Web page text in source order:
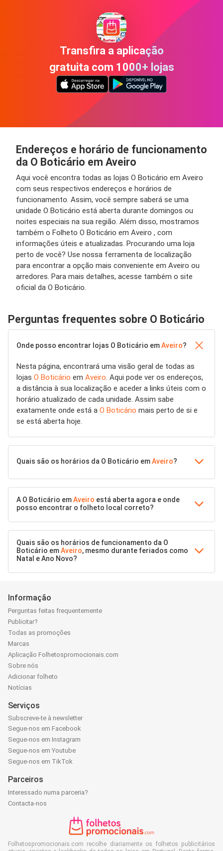
Transfira a aplicação
gratuita com 1000+ lojas
Endereços e horário de funcionamento
da O Boticário em Aveiro
Aqui você encontra todas as lojas O Boticário em Aveiro
com seus respectivos endereços e horários de
funcionamento. Assim, você sempre saberá se uma
unidade O Boticário está aberta durante domingos ou
noites especiais na sua região. Além disso, mostramos
também o Folheto O Boticário em Aveiro , com
informações úteis e atualizadas. Procurando uma loja
perto de você? Use nossa ferramenta de localização
para encontrar a opção mais conveniente em Aveiro ou
arredores. Para mais detalhes, acesse também o site
oficial da O Boticário.
Perguntas frequentes sobre O Boticário
Onde posso encontrar lojas O Boticário emAveiro?
Nesta página, encontrará uma visão geral de todas as
lojas O Boticário em Aveiro. Aqui pode ver os endereços,
a distância à sua localização e aceder a links úteis com o
horário atualizado de cada unidade. Assim sabe
exatamente onde está a O Boticário mais perto de si e
se está aberta hoje.
Quais são os horários da O Boticário emAveiro?
A O Boticário emAveiro está aberta agora e onde
posso encontrar o folheto local correto?
Quais são os horários de funcionamento da O
Boticário emAveiro, mesmo durante feriados como
Natal e Ano Novo?
Informação
Perguntas feitas frequentemente
Publicitar?
Todas as promoções
Marcas
Aplicação Folhetospromocionais.com
Sobre nós
Adicionar folheto
Notícias
Serviços
Subscreve-te à newsletter
Segue-nos em Facebook
Segue-nos em Instagram
Segue-nos em Youtube
Segue-nos em TikTok
Parceiros
Interessado numa parceria?
Contacta-nos
Folhetospromocionais.com recolhe diariamente os folhetos publicitários